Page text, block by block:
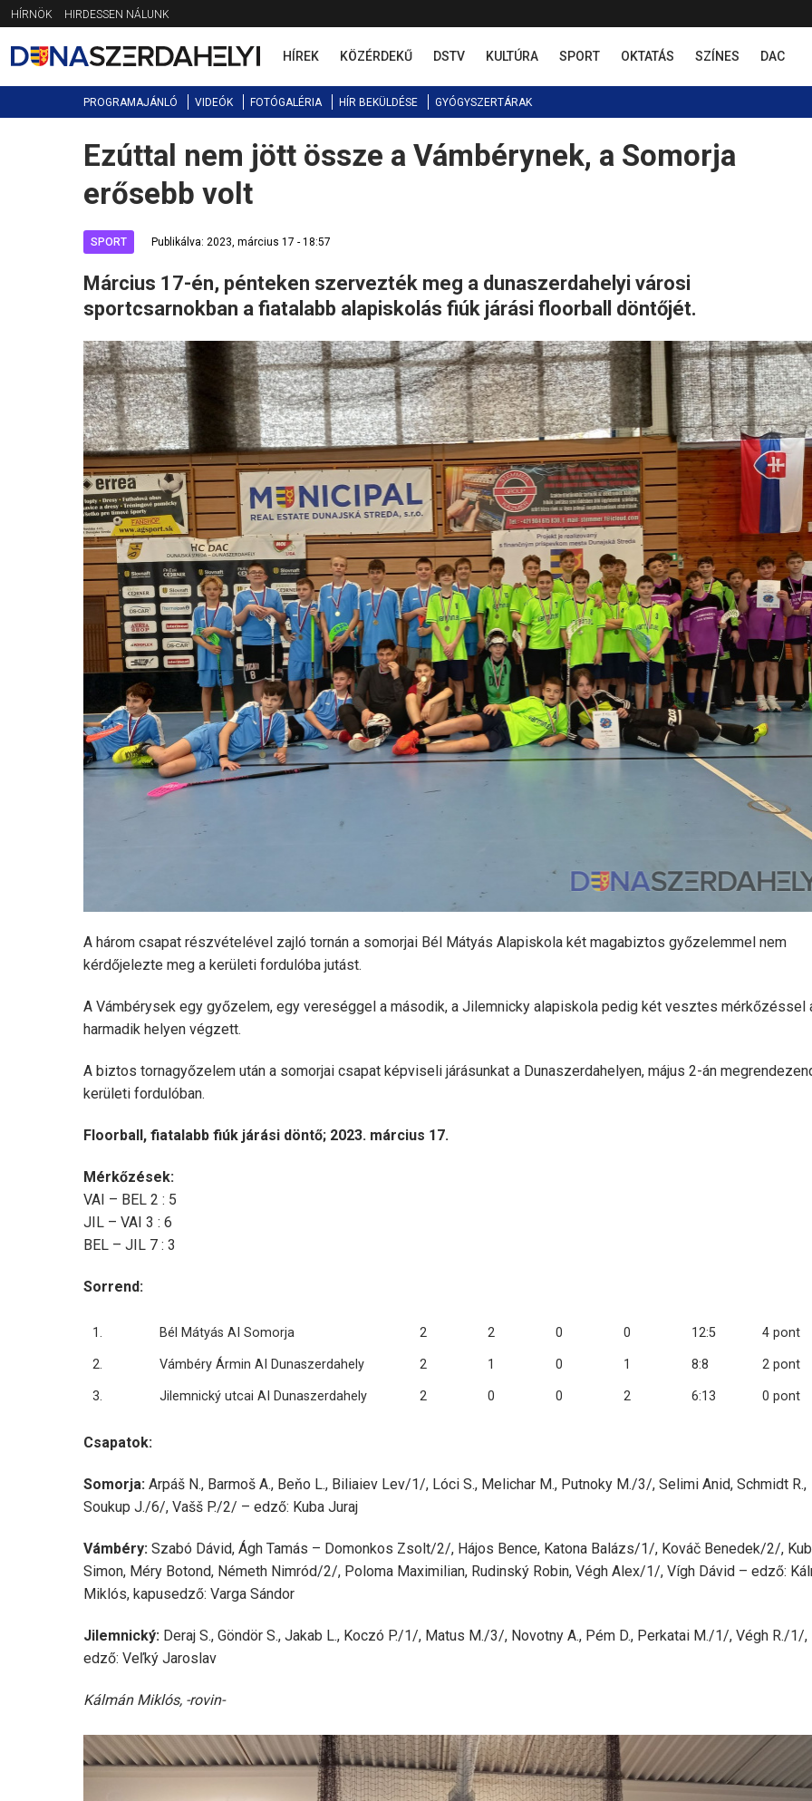
Jump
to
navigation
HÍRNÖK HIRDESSEN NÁLUNK
HÍREK KÖZÉRDEKŰ DSTV KULTÚRA SPORT OKTATÁS SZÍNES DAC
PROGRAMAJÁNLÓ VIDEÓK FOTÓGALÉRIA HÍR BEKÜLDÉSE GYÓGYSZERTÁRAK
Back
to
Ezúttal nem jött össze a Vámbérynek, a Somorja
erősebb volt
SPORT Publikálva: 2023, március 17 - 18:57
Március 17-én, pénteken szervezték meg a dunaszerdahelyi városi
sportcsarnokban a fiatalabb alapiskolás fiúk járási floorball döntőjét.
A három csapat részvételével zajló tornán a somorjai Bél Mátyás Alapiskola két magabiztos győzelemmel nem
kérdőjelezte meg a kerületi fordulóba jutást.
A Vámbérysek egy győzelem, egy vereséggel a második, a Jilemnicky alapiskola pedig két vesztes mérkőzéssel
harmadik helyen végzett.
A biztos tornagyőzelem után a somorjai csapat képviseli járásunkat a Dunaszerdahelyen, május 2-án
kerületi fordulóban.
Floorball, fiatalabb fiúk járási döntő; 2023. március 17.
Mérkőzések:
VAI – BEL 2 : 5
JIL – VAI 3 : 6
BEL – JIL 7 : 3
Sorrend:
1. Bél Mátyás AI Somorja 2 2 0 0 12:5 4 pont
2. Vámbéry Ármin AI Dunaszerdahely 2 1 0 1 8:8 2 pont
3. Jilemnický utcai AI Dunaszerdahely 2 0 0 2 6:13 0 pont
Csapatok:
Somorja:Arpáš N., Barmoš A., Beňo L., Biliaiev Lev/1/, Lóci S., Melichar M., Putnoky M./3/, Selimi Anid, Schmidt R.,
Soukup J./6/, Vašš P./2/ – edző: Kuba Juraj
Vámbéry:Szabó Dávid, Ágh Tamás – Domonkos Zsolt/2/, Hájos Bence, Katona Balázs/1/, Kováč Benedek/2/,
Simon, Méry Botond, Németh Nimród/2/, Poloma Maximilian, Rudinský Robin, Végh Alex/1/, Vígh Dávid – edző:
Miklós, kapusedző: Varga Sándor
Jilemnický:Deraj S., Göndör S., Jakab L., Koczó P./1/, Matus M./3/, Novotny A., Pém D., Perkatai M./1/, Végh R./1/,
edző: Veľký Jaroslav
Kálmán Miklós, -rovin-